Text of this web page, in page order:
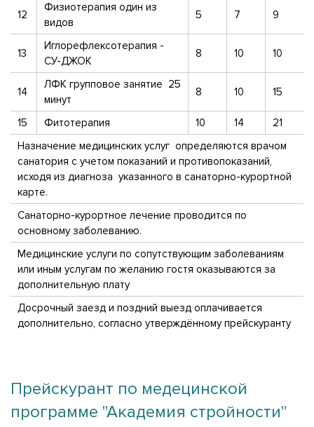
12
Физиотерапия один из
видов
5 7 9
13
Иглорефлексотерапия -
СУ-ДЖОК
8 10 10
14
ЛФК групповое занятие 25
минут
8 10 15
15 Фитотерапия 10 14
21
Назначение медицинских услуг определяются врачом
санатория с учетом показаний и противопоказаний,
исходя из диагноза указанного в санаторно-курортной
карте.
Санаторно-курортное лечение проводится по
основному заболеванию.
Медицинские услуги по сопутствующим заболеваниям
или иным услугам по желанию гостя оказываются за
дополнительную плату
Досрочный заезд и поздний выезд оплачивается
дополнительно, согласно утверждённому прейскуранту
Прейскурант по медецинской
программе "Академия стройности"